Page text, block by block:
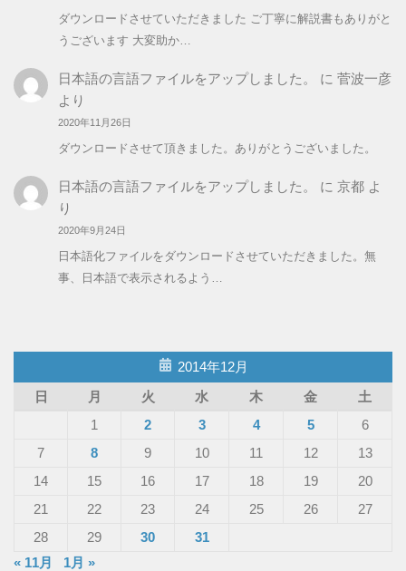
ダウンロードさせていただきました ご丁寧に解説書もありがと
うございます 大変助か…
日本語の言語ファイルをアップしました。 に 菅波一彦
より
2020年11月26日
ダウンロードさせて頂きました。ありがとうございました。
日本語の言語ファイルをアップしました。 に 京都よ
り
2020年9月24日
日本語化ファイルをダウンロードさせていただきました。無
事、日本語で表示されるよう…
2014年12月
日
月 火 水 木 金
土
1
2 3 4 5
6
7
8 9 10 11 12
13
14
15 16 17 18 19
20
21
22 23 24 25 26
27
28
29 30
31
« 11月
1月 »